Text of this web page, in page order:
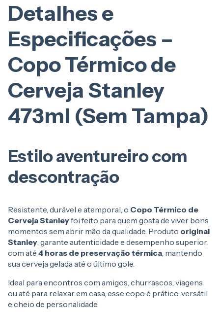
Detalhes e
Especificações –
Copo Térmico de
Cerveja Stanley
473ml (Sem Tampa)
Estilo aventureiro com
descontração
Resistente, durável e atemporal, o Copo Térmico de
Cerveja Stanleyfoi feito para quem gosta de viver bons
momentos sem abrir mão da qualidade. Produto original
Stanley , garante autenticidade e desempenho superior,
com até 4 horas de preservação térmica , mantendo
sua cerveja gelada até o último gole.
Ideal para encontros com amigos, churrascos, viagens
ou até para relaxar em casa, esse copo é prático, versátil
e cheio de personalidade.